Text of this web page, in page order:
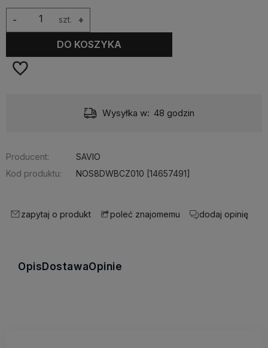
szt. +
-
DO KOSZYKA
Wysyłka w: 48 godzin
Producent:
SAVIO
Kod produktu:
NOS8DWBCZ010 [14657491]
zapytaj o produkt poleć znajomemu dodaj opinię
OpisDostawaOpinie